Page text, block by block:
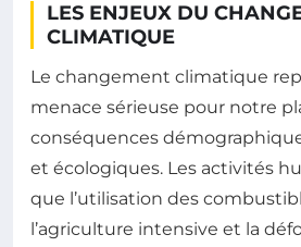
LES ENJEUX DU
CLIMATIQUE
Le changement climatique
menace sérieuse pour notre
conséquences
et écologiques. Les activités
que l’utilisation des
l’agriculture intensive et la